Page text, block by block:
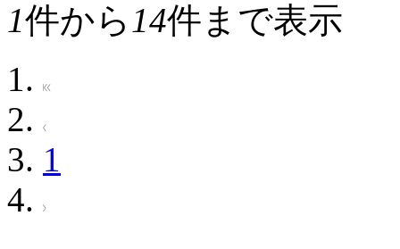
1件から 14件まで表示
1